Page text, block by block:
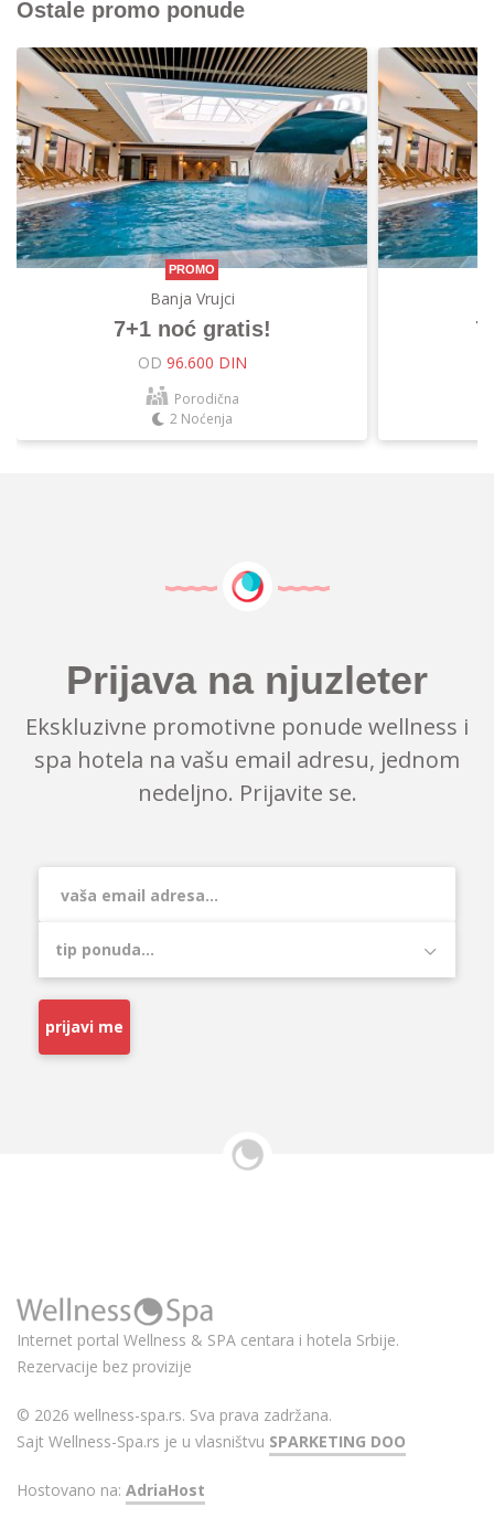
Ostale promo ponude
PROMO
Banja Vrujci
7+1 noć gratis!
OD 96.600 DIN
Porodična
2 Noćenja
Prijava na njuzleter
Ekskluzivne promotivne ponude wellness i
spa hotela na vašu email adresu, jednom
nedeljno. Prijavite se.
prijavi me
Internet portal Wellness & SPA centara i hotela Srbije.
Rezervacije bez provizije
© 2026 wellness-spa.rs. Sva prava zadržana.
Sajt Wellness-Spa.rs je u vlasništvu SPARKETING DOO
Hostovano na: AdriaHost